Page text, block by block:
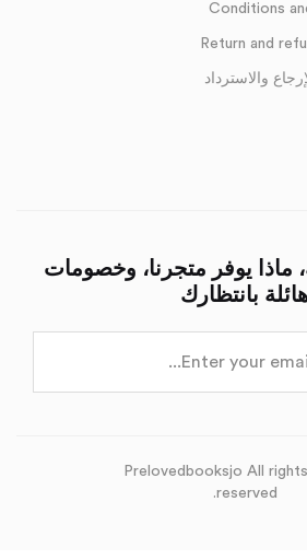
Conditions
Return and
والاسترداد
ماذا يوفر متجرنا، وخصومات
بانتظارك
© 2025 Prelovedbooksjo All rights
reserved.